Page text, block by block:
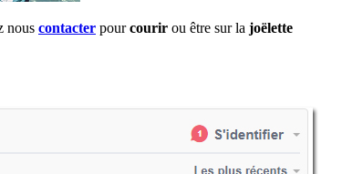
nous contacter pourcourir ou être sur la joëlette